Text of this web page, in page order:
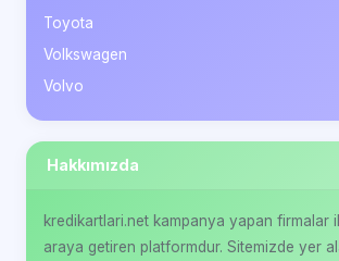
Toyota
Volkswagen
Volvo
Hakkımızda
kredikartlari.net kampanya yapan firmalar
araya getiren platformdur. Sitemizde yer